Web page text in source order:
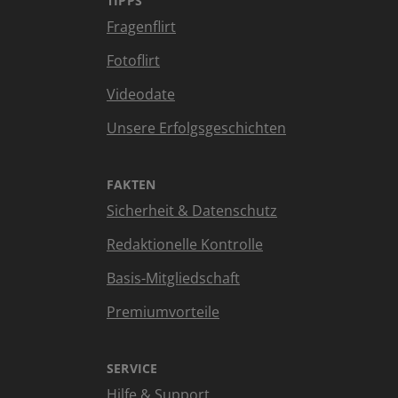
Fragenflirt
Fotoflirt
Videodate
Unsere Erfolgsgeschichten
FAKTEN
Sicherheit & Datenschutz
Redaktionelle Kontrolle
Basis-Mitgliedschaft
Premiumvorteile
SERVICE